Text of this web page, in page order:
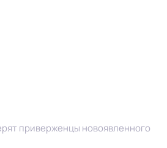
приверженцы новоявленного